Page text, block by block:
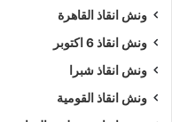
ونش انقاذ القاهرة
ونش انقاذ 6 اكتوبر
ونش انقاذ شبرا
ونش انقاذ القومية